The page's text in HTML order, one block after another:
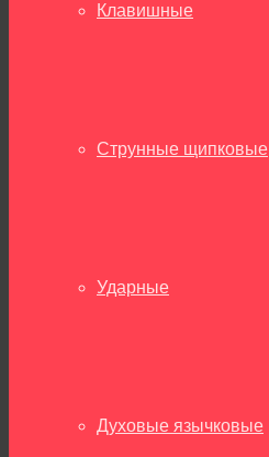
Клавишные
Струнные щипковые
Ударные
Духовые язычковые